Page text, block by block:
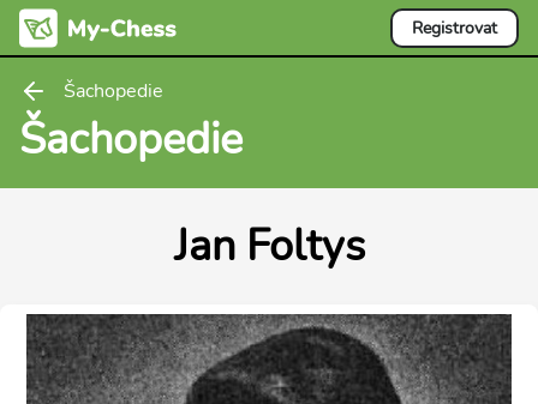
Registrovat
Šachopedie
Šachopedie
Jan Foltys